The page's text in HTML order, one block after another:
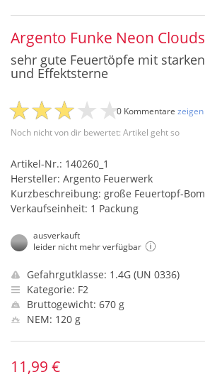
Argento Funke Neon Clouds
sehr gute Feuertöpfe mit
und Effektsterne
Noch nicht von dir bewertet: Artikel geht so
0 Kommentare zeigen
Artikel-Nr.: 140260_1
Hersteller: Argento Feuerwerk
Kurzbeschreibung: große Feuertopf-
Verkaufseinheit: 1 Packung
ausverkauft
leider nicht mehr verfügbar
Gefahrgutklasse: 1.4G (UN 0336)
Kategorie: F2
Bruttogewicht: 670 g
NEM: 120 g
11,99 €